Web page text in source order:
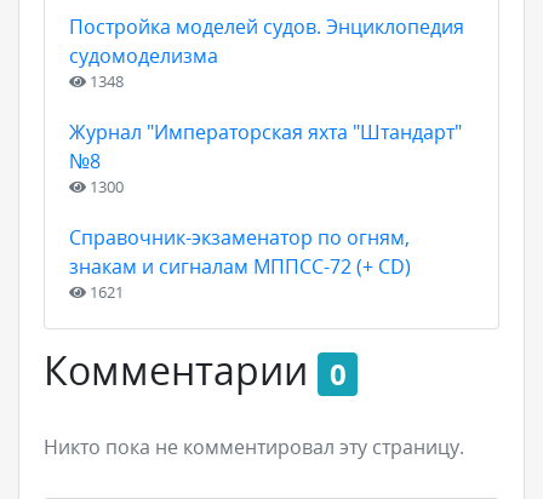
Постройка моделей судов. Энциклопедия
судомоделизма
1348
Журнал "Императорская яхта "Штандарт"
№8
1300
Справочник-экзаменатор по огням,
знакам и сигналам МППСС-72 (+ CD)
1621
Комментарии 0
Никто пока не комментировал эту страницу.